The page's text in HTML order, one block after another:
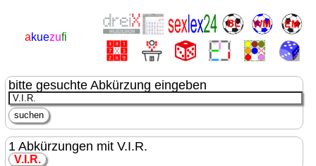
akuezufi
bitte gesuchte Abkürzung eingeben
1 Abkürzungen mit V.I.R.
V.I.R.